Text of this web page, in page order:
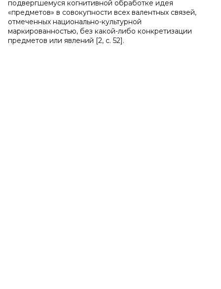
подвергшемуся когнитивной обработке идея
«предметов» в совокупности всех валентных связей,
отмеченных национально-культурной
маркированностью, без какой-либо конкретизации
предметов или явлений [2, с. 52].